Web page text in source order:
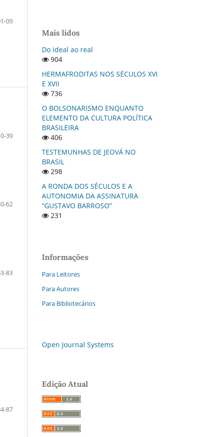
09
39
62
83
87
Mais lidos
Do ideal ao real
904
HERMAFRODITAS NOS SÉCULOS XVI
E XVII
736
O BOLSONARISMO ENQUANTO
ELEMENTO DA CULTURA POLÍTICA
BRASILEIRA
406
TESTEMUNHAS DE JEOVÁ NO
BRASIL
298
A RONDA DOS SÉCULOS E A
AUTONOMIA DA ASSINATURA
“GUSTAVO BARROSO”
231
Informações
Para Leitores
Para Autores
Para Bibliotecários
Open Journal Systems
Edição Atual